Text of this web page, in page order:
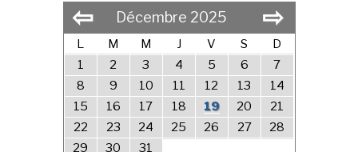
⇦ Décembre 2025 ⇨
L M M J V S
D
1
2 3 4 5 6
7
8
9 10 11 12 13
14
15
16 17 18 19 20
21
22
23 24 25 26 27
28
29
30 31